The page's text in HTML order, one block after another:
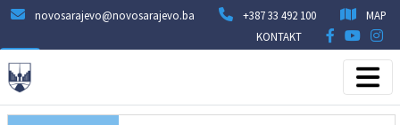
novosarajevo@novosarajevo.ba +387 33 492 100
MAP
KONTAKT